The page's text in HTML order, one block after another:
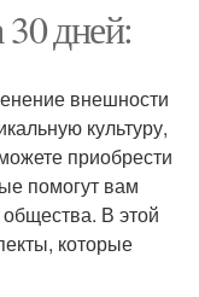
30 дней:
внешности
культуру,
приобрести
помогут вам
общества. В этой
которые